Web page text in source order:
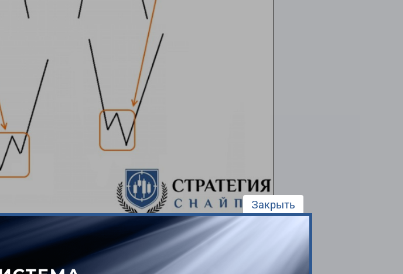
когда силы продавцов и покупателей
В результате образуются фигуры «М» для
Закрыть